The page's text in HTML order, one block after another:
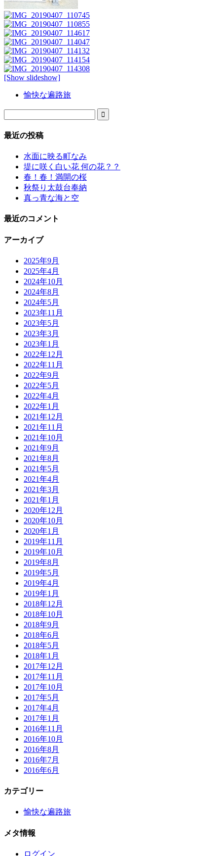
[Show slideshow]
愉快な遍路旅

最近の投稿
水面に映る町なみ
堤に咲く白い花 何の花？？
春！春！満開の桜
秋祭り太鼓台奉納
真っ青な海と空
最近のコメント
アーカイブ
2025年9月
2025年4月
2024年10月
2024年8月
2024年5月
2023年11月
2023年5月
2023年3月
2023年1月
2022年12月
2022年11月
2022年9月
2022年5月
2022年4月
2022年1月
2021年12月
2021年11月
2021年10月
2021年9月
2021年8月
2021年5月
2021年4月
2021年3月
2021年1月
2020年12月
2020年10月
2020年1月
2019年11月
2019年10月
2019年8月
2019年5月
2019年4月
2019年1月
2018年12月
2018年10月
2018年9月
2018年6月
2018年5月
2018年1月
2017年12月
2017年11月
2017年10月
2017年5月
2017年4月
2017年1月
2016年11月
2016年10月
2016年8月
2016年7月
2016年6月
カテゴリー
愉快な遍路旅
メタ情報
ログイン